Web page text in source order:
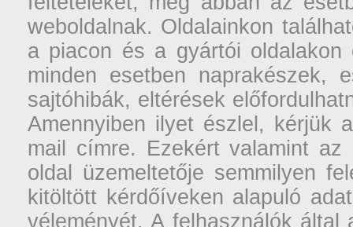
weboldalnak. Oldalainkon
a piacon és a gyártói oldalakon
minden esetben naprakészek,
sajtóhibák, eltérések
Amennyiben ilyet észlel, kérjük
mail címre. Ezekért valamint
oldal üzemeltetője semmilyen
kitöltött kérdőíveken alapuló
véleményét. A felhasználók